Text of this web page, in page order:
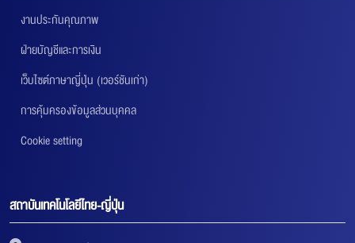
งานประกันคุณภาพ
ฝ่ายบัญชีและการเงิน
เว็บไซต์ภาษาญี่ปุ่น (เวอร์ชันเก่า)
การคุ้มครองข้อมูลส่วนบุคคล
Cookie setting
สถาบันเทคโนโลยีไทย-ญี่ปุ่น